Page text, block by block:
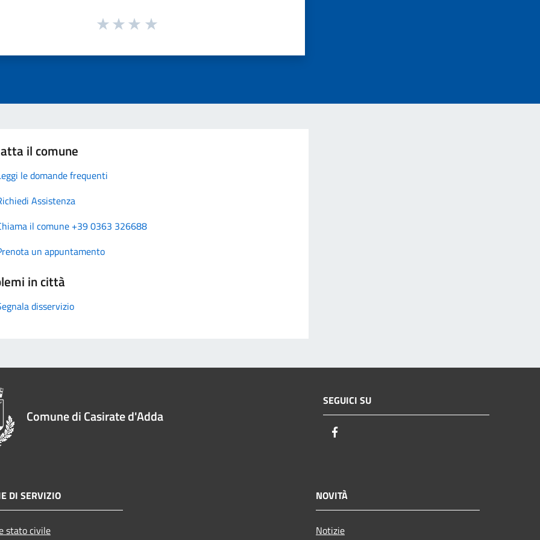
il comune
le domande frequenti
Assistenza
il comune +39 0363 326688
un appuntamento
in città
disservizio
Comune di Casirate d'Adda
SEGUICI SU
DI SERVIZIO
stato civile
NOVITÀ
Notizie